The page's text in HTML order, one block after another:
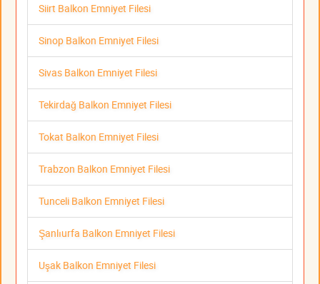
Siirt Balkon Emniyet Filesi
Sinop Balkon Emniyet Filesi
Sivas Balkon Emniyet Filesi
Tekirdağ Balkon Emniyet Filesi
Tokat Balkon Emniyet Filesi
Trabzon Balkon Emniyet Filesi
Tunceli Balkon Emniyet Filesi
Şanlıurfa Balkon Emniyet Filesi
Uşak Balkon Emniyet Filesi